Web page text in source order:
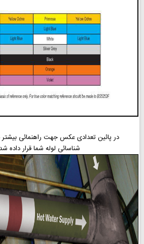
در پائین تعدادی عکس جهت راهنمائی
شناسائی لوله شما قرار داده